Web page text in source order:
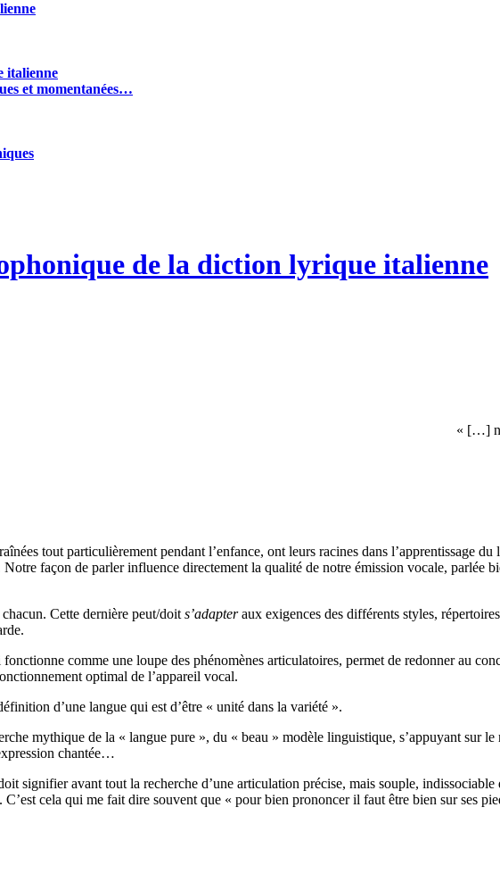
italienne
et momentanées…
de la diction lyrique italienne
« […]
tout particulièrement pendant l’enfance, ont leurs racines dans l’apprentissage
façon de parler influence directement la qualité de notre émission vocale, parlée
Cette dernière peut/doit s’adapteraux exigences des différents styles,
comme une loupe des phénomènes articulatoires, permet de redonner au
optimal de l’appareil vocal.
d’une langue qui est d’être « unité dans la variété ».
mythique de la « langue pure », du « beau » modèle linguistique, s’appuyant sur
chantée…
signifier avant tout la recherche d’une articulation précise, mais souple,
cela qui me fait dire souvent que « pour bien prononcer il faut être bien sur ses